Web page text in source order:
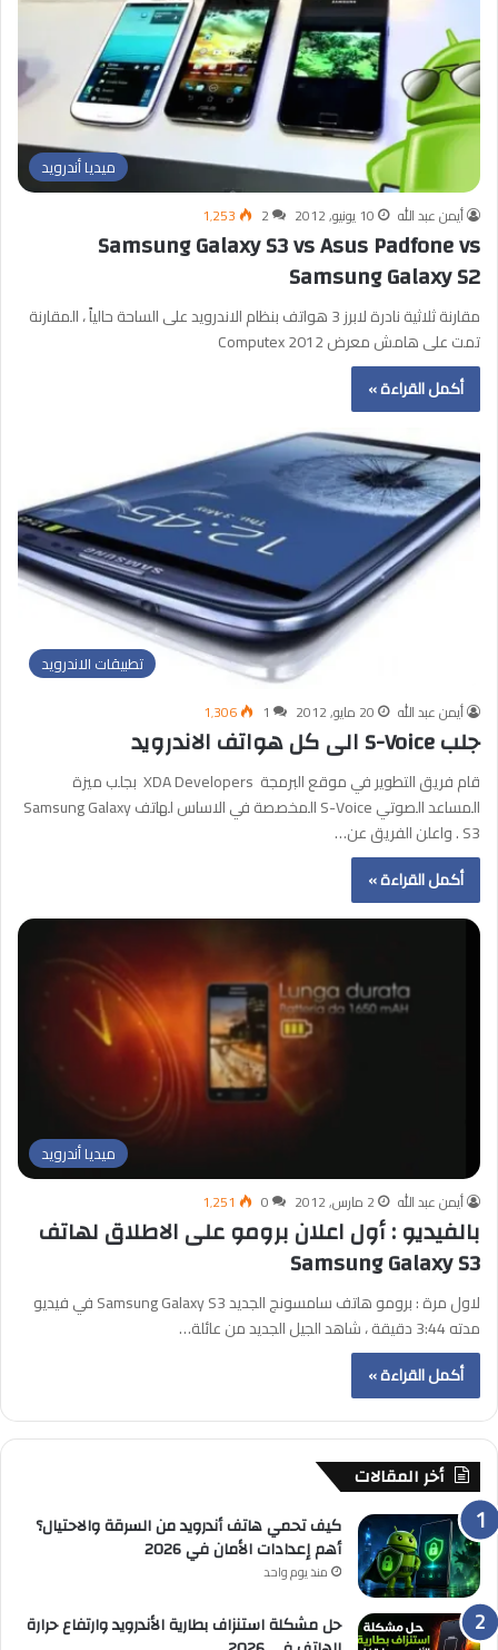
ميديا أندرويد
أيمن عبد الله 10 يونيو, 2012 2 1٬253
Samsung Galaxy S3 vs Asus Padfone vs
Samsung Galaxy S2
مقارنة ثلاثية نادرة لابرز 3 هواتف بنظام الاندرويد على الساحة حالياً ، المقارنة
تمت على هامش معرض Computex 2012
أكمل القراءة »
تطبيقات الاندرويد
أيمن عبد الله 20 مايو, 2012 1 1٬306
جلب S-Voice الى كل هواتف الاندرويد
قام فريق التطوير في موقع البرمجة XDA Developers بجلب ميزة
المساعد الصوتي S-Voice المخصصة في الاساس لهاتف Samsung Galaxy
S3 . واعلن الفريق عن…
أكمل القراءة »
ميديا أندرويد
أيمن عبد الله 2 مارس, 2012 0 1٬251
بالفيديو : أول اعلان برومو على الاطلاق لهاتف
Samsung Galaxy S3
لاول مرة : برومو هاتف سامسونج الجديد Samsung Galaxy S3 في فيديو
مدته 3:44 دقيقة ، شاهد الجيل الجديد من عائلة…
أكمل القراءة »
أخر المقالات
كيف تحمي هاتف أندرويد من السرقة والاحتيال؟
أهم إعدادات الأمان في 2026
منذ يوم واحد
حل مشكلة استنزاف بطارية الأندرويد وارتفاع حرارة